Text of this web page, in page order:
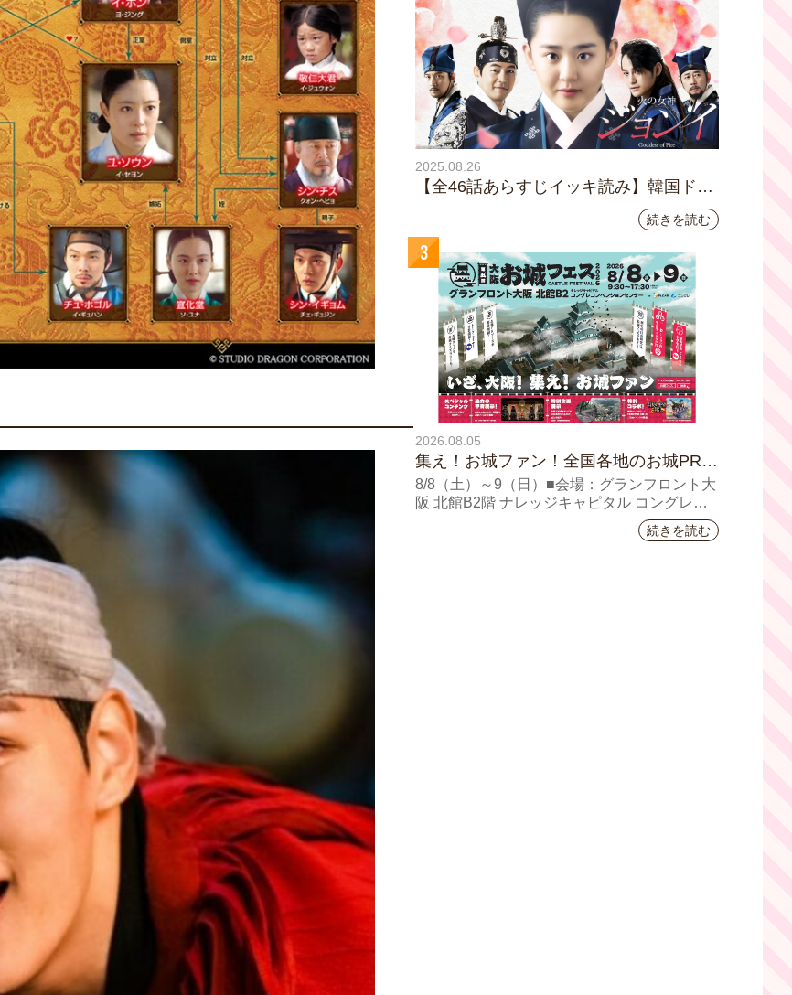
て地元の人々とのふれあいの中から感じたこ
とを伝える“おとなのための”旅番組です。
今回は夏の京都へ。五感で愉しむ、雅な伝統×
心潤す美味いもん
2025.08.26
【全46話あらすじイッキ読み】韓国ドラ
マ『火の女神 ジョンイ』｜テレビ大阪
9月11日（木）朝8時放送スタート続きを読む
3
2026.08.05
集え！お城ファン！全国各地のお城PRブ
ースが群雄割拠！『大阪・お城フェス
2026』、いよいよ8/8（土）から開催！
8/8（⼟）～9（日）■会場：グランフロント⼤
阪 北館B2階 ナレッジキャピタル コングレコ
ンベンションセンター ⼤⼈ 前売1,400円（当
⽇1,600円) 中⾼⽣ 前売800円（当⽇1,000円）
続きを読む